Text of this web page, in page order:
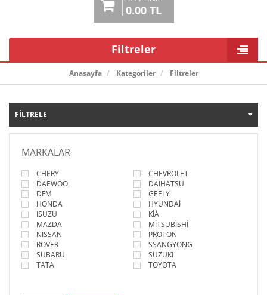
0.00 TL
Filtreler
Anasayfa Kategoriler Filtreler
FILTRELE
MARKALAR
CHERY
CHEVROLET
DAEWOO
DAİHATSU
DFM
GEELY
HONDA
HYUNDAİ
ISUZU
KİA
MAZDA
MİTSUBİSHİ
NİSSAN
PROTON
ROVER
SSANGYONG
SUBARU
SUZUKİ
TATA
TOYOTA